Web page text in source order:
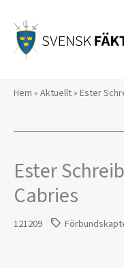
innehåll
Hem » Aktuellt» Ester
Ester
Cabries
121209